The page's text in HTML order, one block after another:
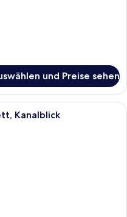
und Preise sehen
Hotelzimmer mit einem großen
Kanalblick